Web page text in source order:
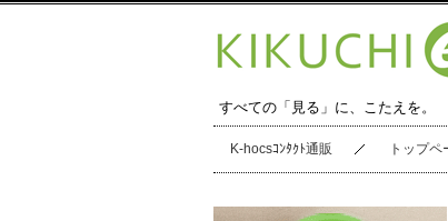
すべての「見る」に、こたえを。
K-hocsｺﾝﾀｸﾄ通販 トップペ